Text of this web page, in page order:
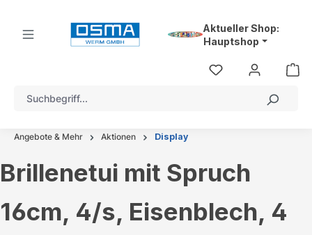
Aktueller Shop:
Hauptshop
Angebote & Mehr Aktionen Display
Brillenetui mit Spruch
16cm, 4/s, Eisenblech, 4